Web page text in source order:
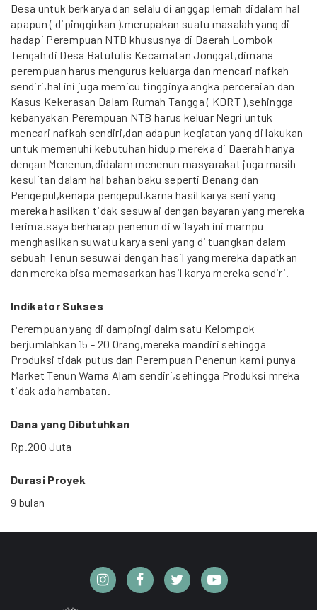
Desa untuk berkarya dan selalu di anggap lemah didalam hal
apapun ( dipinggirkan ),merupakan suatu masalah yang di
hadapi Perempuan NTB khususnya di Daerah Lombok
Tengah di Desa Batutulis Kecamatan Jonggat,dimana
perempuan harus mengurus keluarga dan mencari nafkah
sendiri,hal ini juga memicu tingginya angka perceraian dan
Kasus Kekerasan Dalam Rumah Tangga ( KDRT ),sehingga
kebanyakan Perempuan NTB harus keluar Negri untuk
mencari nafkah sendiri,dan adapun kegiatan yang di lakukan
untuk memenuhi kebutuhan hidup mereka di Daerah hanya
dengan Menenun,didalam menenun masyarakat juga masih
kesulitan dalam hal bahan baku seperti Benang dan
Pengepul,kenapa pengepul,karna hasil karya seni yang
mereka hasilkan tidak sesuwai dengan bayaran yang mereka
terima.saya berharap penenun di wilayah ini mampu
menghasilkan suwatu karya seni yang di tuangkan dalam
sebuah Tenun sesuwai dengan hasil yang mereka dapatkan
dan mereka bisa memasarkan hasil karya mereka sendiri.
Indikator Sukses
Perempuan yang di dampingi dalm satu Kelompok
berjumlahkan 15 - 20 Orang,mereka mandiri sehingga
Produksi tidak putus dan Perempuan Penenun kami punya
Market Tenun Warna Alam sendiri,sehingga Produksi mreka
tidak ada hambatan.
Dana yang Dibutuhkan
Rp.200 Juta
Durasi Proyek
9 bulan